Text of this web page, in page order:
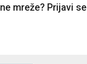
mreže? Prijavi se